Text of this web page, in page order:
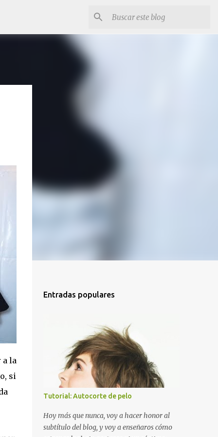
a la
si
Entradas populares
Tutorial: Autocorte de pelo
Hoy más que nunca, voy a hacer honor al
subtítulo del blog, y voy a enseñaros cómo